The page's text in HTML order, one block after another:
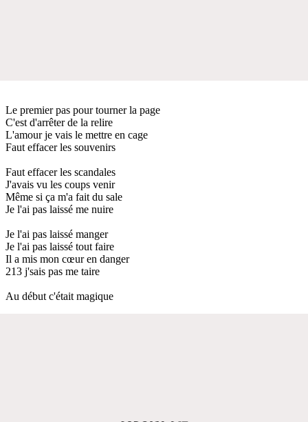
Le premier pas pour tourner la page
C'est d'arrêter de la relire
L'amour je vais le mettre en cage
Faut effacer les souvenirs
Faut effacer les scandales
J'avais vu les coups venir
Même si ça m'a fait du sale
Je l'ai pas laissé me nuire
Je l'ai pas laissé manger
Je l'ai pas laissé tout faire
Il a mis mon cœur en danger
213 j'sais pas me taire
Au début c'était magique